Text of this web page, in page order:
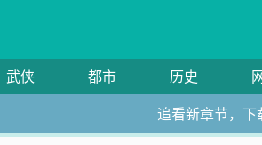
武侠 都市 历史
追看新章节，下